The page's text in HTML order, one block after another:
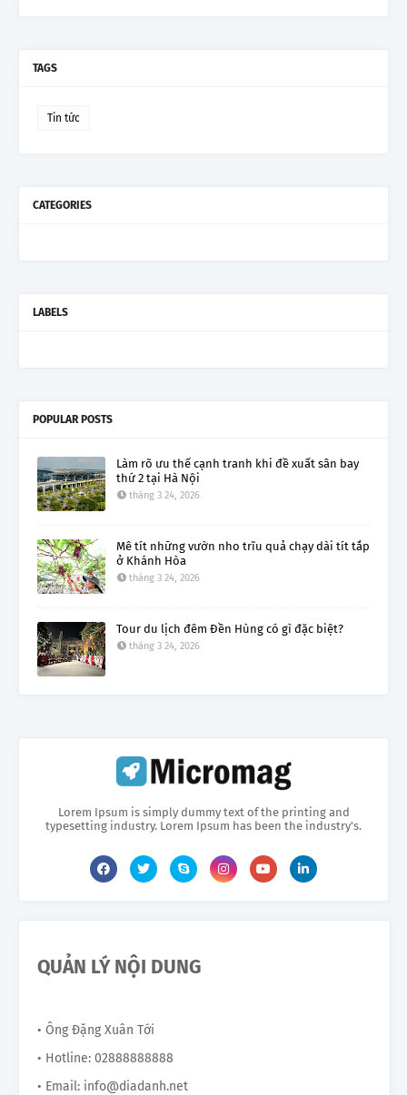
TAGS
Tin tức
CATEGORIES
LABELS
POPULAR POSTS
Làm rõ ưu thế cạnh tranh khi đề xuất sân bay
thứ 2 tại Hà Nội
tháng 3 24, 2026
Mê tít những vườn nho trĩu quả chạy dài tít tắp
ở Khánh Hòa
tháng 3 24, 2026
Tour du lịch đêm Đền Hùng có gì đặc biệt?
tháng 3 24, 2026
Lorem Ipsum is simply dummy text of the printing and
typesetting industry. Lorem Ipsum has been the industry's.
QUẢN LÝ NỘI DUNG
• Ông Đặng Xuân Tới
• Hotline: 02888888888
• Email: info@diadanh.net